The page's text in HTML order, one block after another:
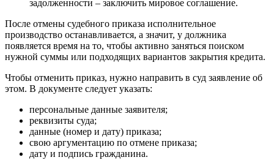
задолженности – заключить мировое соглашение.
После отмены судебного приказа исполнительное
производство останавливается, а значит, у должника
появляется время на то, чтобы активно заняться поиском
нужной суммы или подходящих вариантов закрытия кредита.
Чтобы отменить приказ, нужно направить в суд заявление об
этом. В документе следует указать:
персональные данные заявителя;
реквизиты суда;
данные (номер и дату) приказа;
свою аргументацию по отмене приказа;
дату и подпись гражданина.